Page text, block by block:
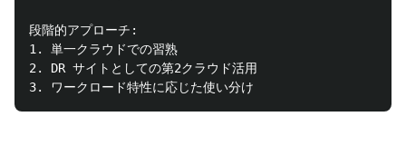
段階的アプローチ:
1. 単一クラウドでの習熟
2. DR サイトとしての第2クラウド活用